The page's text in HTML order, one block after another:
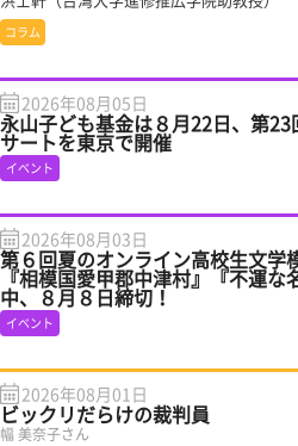
コラム
2026年08月05日
永山子ども基金は８月22日、第
サートを東京で開催
イベント
2026年08月03日
第６回夏のオンライン高校生文学
『相模国愛甲郡中津村』『不運な
中、８月８日締切！
イベント
2026年08月01日
ビックリだらけの裁判員
幅 美奈子さん